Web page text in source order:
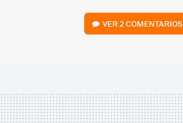
VER2 COMENTARIOS